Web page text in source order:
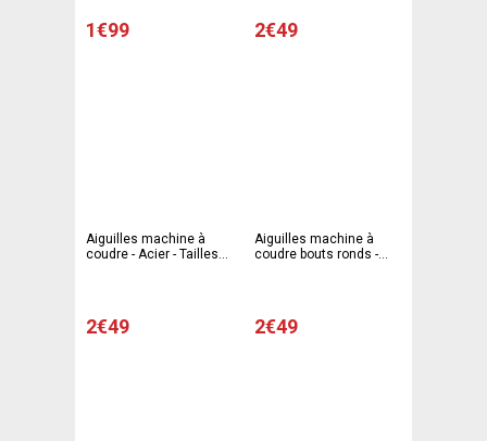
1€99 2€49
Aiguilles machine à
coudre - Acier - Tailles
2€49
Aiguilles machine à
coudre bouts ronds -
2€49